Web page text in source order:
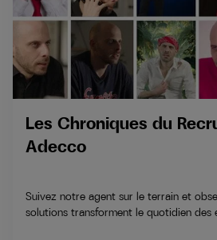
Les Chroniques du
Adecco
Suivez notre agent sur le terrain et
solutions transforment le quotidien des